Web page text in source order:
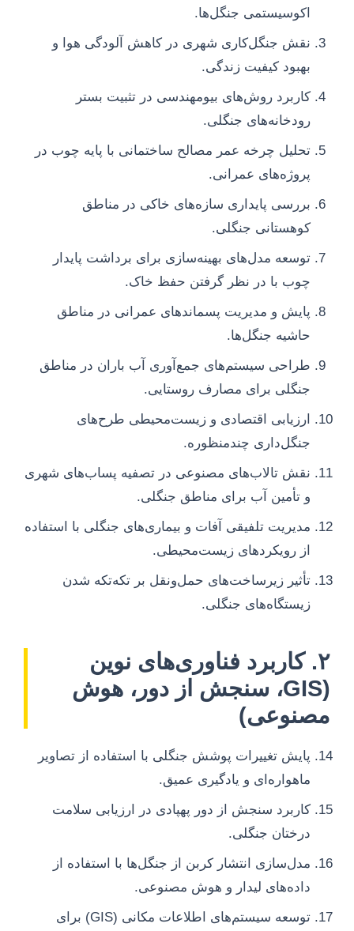
اکوسیستمی جنگل‌ها.
نقش جنگل‌کاری شهری در کاهش آلودگی هوا و
بهبود کیفیت زندگی.
کاربرد روش‌های بیومهندسی در تثبیت بستر
رودخانه‌های جنگلی.
تحلیل چرخه عمر مصالح ساختمانی با پایه چوب در
پروژه‌های عمرانی.
بررسی پایداری سازه‌های خاکی در مناطق
کوهستانی جنگلی.
توسعه مدل‌های بهینه‌سازی برای برداشت پایدار
چوب با در نظر گرفتن حفظ خاک.
پایش و مدیریت پسماندهای عمرانی در مناطق
حاشیه جنگل‌ها.
طراحی سیستم‌های جمع‌آوری آب باران در مناطق
جنگلی برای مصارف روستایی.
ارزیابی اقتصادی و زیست‌محیطی طرح‌های
جنگل‌داری چندمنظوره.
نقش تالاب‌های مصنوعی در تصفیه پساب‌های شهری
و تأمین آب برای مناطق جنگلی.
مدیریت تلفیقی آفات و بیماری‌های جنگلی با استفاده
از رویکردهای زیست‌محیطی.
تأثیر زیرساخت‌های حمل‌ونقل بر تکه‌تکه شدن
زیستگاه‌های جنگلی.
۲. کاربرد فناوری‌های نوین
(GIS، سنجش از دور، هوش
مصنوعی)
پایش تغییرات پوشش جنگلی با استفاده از تصاویر
ماهواره‌ای و یادگیری عمیق.
کاربرد سنجش از دور پهپادی در ارزیابی سلامت
درختان جنگلی.
مدل‌سازی انتشار کربن از جنگل‌ها با استفاده از
داده‌های لیدار و هوش مصنوعی.
توسعه سیستم‌های اطلاعات مکانی (GIS) برای